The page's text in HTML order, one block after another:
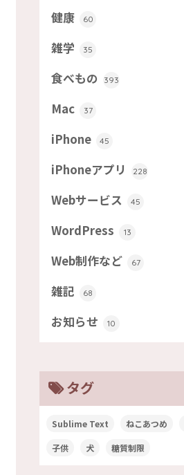
健康 60
雑学 35
食べもの 393
Mac 37
iPhone 45
iPhoneアプリ 228
Webサービス 45
WordPress 13
Web制作など 67
雑記 68
お知らせ 10
タグ
Sublime Text ねこあつめ
子供 犬 糖質制限